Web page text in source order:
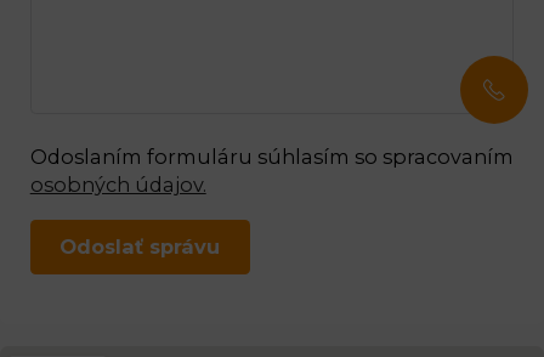
Odoslaním formuláru súhlasím so spracovaním
osobných údajov.